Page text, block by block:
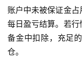
油
期
货
直
播
账户中未被保证金
每日盈亏结算。若
备金中扣除，充足
仓。